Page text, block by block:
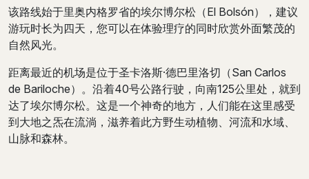
该路线始于里奥内格罗省的埃尔博尔松（El Bolsón），建议
游玩时长为四天，您可以在体验理疗的同时欣赏外面繁茂的
自然风光。
距离最近的机场是位于圣卡洛斯·德巴里洛切（San Carlos
de Bariloche）。沿着40号公路行驶，向南125公里处，就到
达了埃尔博尔松。这是一个神奇的地方，人们能在这里感受
到大地之炁在流淌，滋养着此方野生动植物、河流和水域、
山脉和森林。